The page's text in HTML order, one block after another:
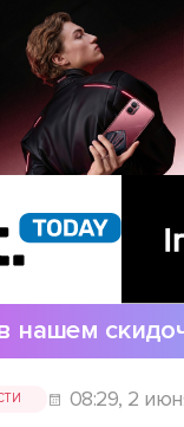
нашем
08:29, 2